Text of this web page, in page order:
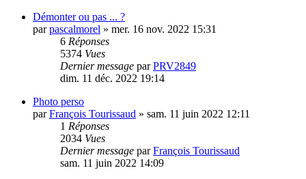
Démonter ou pas ... ?
parpascalmorel » mer. 16 nov. 2022 15:31
6 Réponses
5374 Vues
Dernier message parPRV2849
dim. 11 déc. 2022 19:14
Photo perso
parFrançois Tourissaud » sam. 11 juin 2022 12:11
1 Réponses
2034 Vues
Dernier message parFrançois Tourissaud
sam. 11 juin 2022 14:09